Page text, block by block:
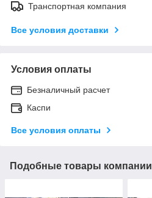
Транспортная компания
Все условия доставки
Условия оплаты
Безналичный расчет
Каспи
Все условия оплаты
Подобные товары компании